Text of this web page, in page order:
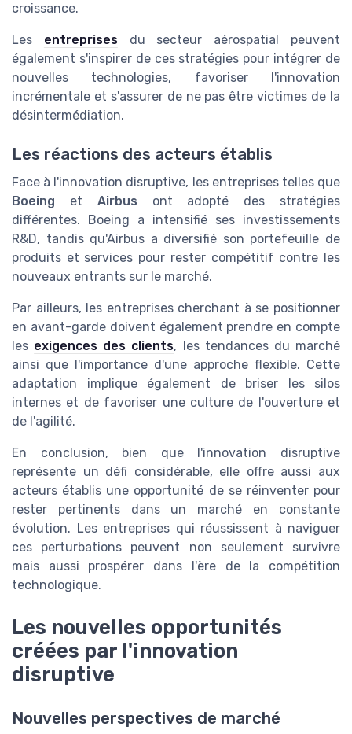
croissance.
Les entreprisesdu secteur aérospatial peuvent
également s'inspirer de ces stratégies pour intégrer de
nouvelles technologies, favoriser l'innovation
incrémentale et s'assurer de ne pas être victimes de la
désintermédiation.
Les réactions des acteurs établis
Face à l'innovation disruptive, les entreprises telles que
Boeing et Airbus ont adopté des stratégies
différentes. Boeing a intensifié ses investissements
R&D, tandis qu'Airbus a diversifié son portefeuille de
produits et services pour rester compétitif contre les
nouveaux entrants sur le marché.
Par ailleurs, les entreprises cherchant à se positionner
en avant-garde doivent également prendre en compte
les exigences des clients, les tendances du marché
ainsi que l'importance d'une approche flexible. Cette
adaptation implique également de briser les silos
internes et de favoriser une culture de l'ouverture et
de l'agilité.
En conclusion, bien que l'innovation disruptive
représente un défi considérable, elle offre aussi aux
acteurs établis une opportunité de se réinventer pour
rester pertinents dans un marché en constante
évolution. Les entreprises qui réussissent à naviguer
ces perturbations peuvent non seulement survivre
mais aussi prospérer dans l'ère de la compétition
technologique.
Les nouvelles opportunités
créées par l'innovation
disruptive
Nouvelles perspectives de marché